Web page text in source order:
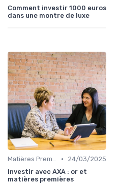
Comment investir 1000 euros
dans une montre de luxe
Matières Premières et Or •
24/03/2025
Investir avec AXA : or et
matières premières